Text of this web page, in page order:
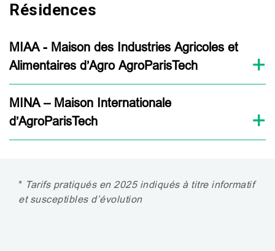
Résidences
MIAA - Maison des Industries Agricoles et
Alimentaires d’Agro AgroParisTech
MINA – Maison Internationale
d’AgroParisTech
* Tarifs pratiqués en 2025 indiqués à titre informatif
et susceptibles d’évolution